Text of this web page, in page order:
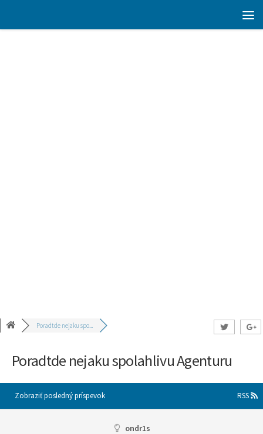
Poradtde nejaku spo...
Poradtde nejaku spolahlivu Agenturu
Zobraziť posledný príspevok RSS
ondr1s